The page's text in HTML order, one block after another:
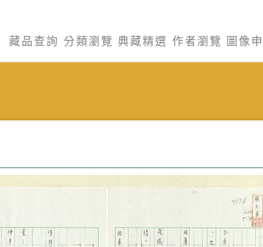
藏品查詢 分類瀏覽 典藏精選 作者瀏覽 圖像